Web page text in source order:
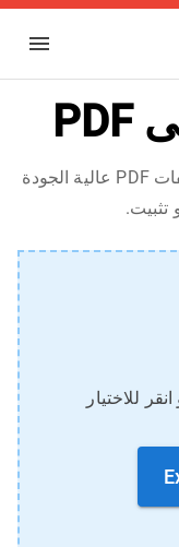
حوّل جداول Excel (XLSX، XLS) إلى ملفات PDF عالية الجودة
تثبيت.